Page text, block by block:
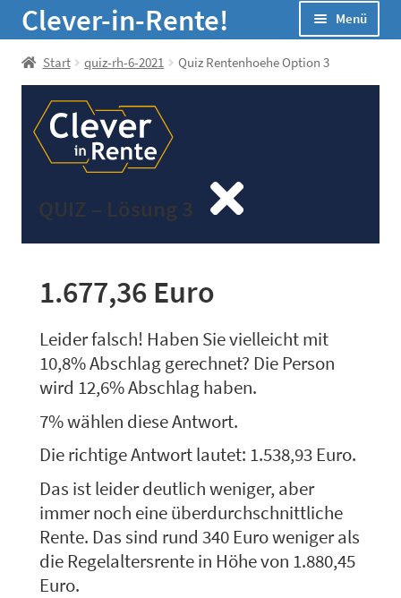
Zur
Navigation
Zum
Inhalt
Clever-in-Rente! Menü
Start
Seminare
Infos
Über Uns
Start quiz-rh-6-2021 Quiz Rentenhoehe Option 3
QUIZ – Lösung 3
1.677,36 Euro
Leider falsch! Haben Sie vielleicht mit
10,8% Abschlag gerechnet? Die Person
wird 12,6% Abschlag haben.
7% wählen diese Antwort.
Die richtige Antwort lautet: 1.538,93 Euro.
Das ist leider deutlich weniger, aber
immer noch eine überdurchschnittliche
Rente. Das sind rund 340 Euro weniger als
die Regelaltersrente in Höhe von 1.880,45
Euro.